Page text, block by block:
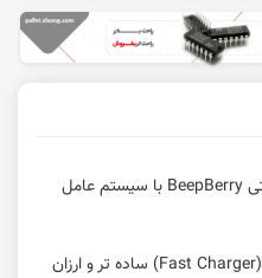
معرفی کامپیوتر دستی BeepBerry با سیستم عامل
ساخت شارژر سریع (Fast Charger) ساده تر و ارزان